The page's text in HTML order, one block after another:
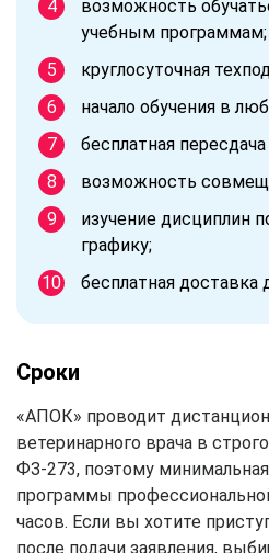
возможность
учебным программам;
круглосуточная
начало обучения в
бесплатная
возможность
изучение дисциплин
графику;
бесплатная доставка
Сроки
«АПОК» проводит
ветеринарного врача в
ФЗ-273, поэтому
программы
часов. Если вы хотите
после подачи заявления,